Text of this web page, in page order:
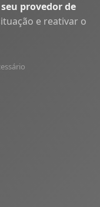
provedor de
e reativar o